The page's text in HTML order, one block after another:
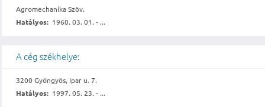
Agromechanika Szöv.
Hatályos: 1960. 03. 01. - ...
A cég székhelye:
3200 Gyöngyös, Ipar u. 7.
Hatályos: 1997. 05. 23. - ...